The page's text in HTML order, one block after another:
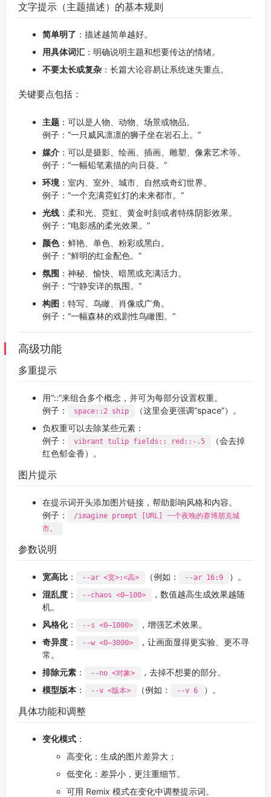
文字提示（主题描述）的基本规则
简单明了 ：描述越简单越好。
用具体词汇 ：明确说明主题和想要传达的情绪。
不要太长或复杂 ：长篇大论容易让系统迷失重点。
关键要点包括：
主题 ：可以是人物、动物、场景或物品。
例子：“一只威风凛凛的狮子坐在岩石上。”
媒介 ：可以是摄影、绘画、插画、雕塑、像素艺术等。
例子：“一幅铅笔素描的向日葵。”
环境：室内、室外、城市、自然或奇幻世界。
例子：“一个充满霓虹灯的未来都市。”
光线 ：柔和光、霓虹、黄金时刻或者特殊阴影效果。
例子：“电影感的柔光效果。”
颜色：鲜艳、单色、粉彩或黑白。
例子：“鲜明的红金配色。”
氛围 ：神秘、愉快、暗黑或充满活力。
例子：“宁静安详的氛围。”
构图 ：特写、鸟瞰、肖像或广角。
例子：“一幅森林的戏剧性鸟瞰图。”
高级功能
多重提示
用“::”来组合多个概念，并可为每部分设置权重。
例子：
space::2 ship
（这里会更强调“space”）。
负权重可以去除某些元素：
例子：
vibrant tulip fields:: red::-.5
（会去掉
红色郁金香）。
图片提示
在提示词开头添加图片链接，帮助影响风格和内容。
例子：
/imagine prompt [URL] 一个夜晚的赛博朋克城
市。
参数说明
宽高比 ： --ar <宽>:<高> （例如： --ar 16:9
）。
混乱度 ： --chaos <0–100>
，数值越高生成效果越随
机。
风格化： --s <0–1000>
，增强艺术效果。
奇异度 ： --w <0–3000>
，让画面显得更实验、更不寻
常。
排除元素 ： --no <对象>
，去掉不想要的部分。
模型版本 ： --v <版本> （例如： --v 6 ）。
具体功能和调整
变化模式 ：
高变化：生成的图片差异大；
低变化：差异小，更注重细节。
可用 Remix 模式在变化中调整提示词。